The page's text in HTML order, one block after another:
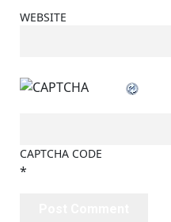
WEBSITE
CAPTCHA CODE
*